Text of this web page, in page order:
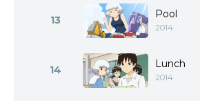
13 Pool
2014
14 Lunch
2014